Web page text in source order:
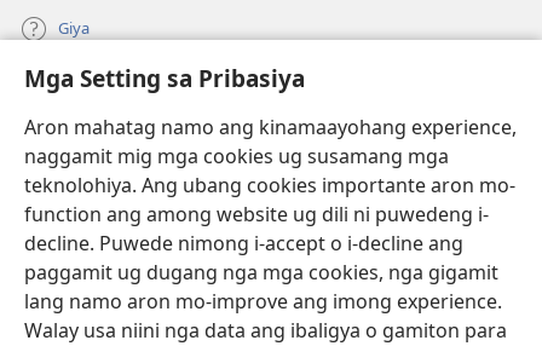
Mga Setting sa Pribasiya
Aron mahatag namo ang kinamaayohang experience,
naggamit mig mga cookies ug susamang mga
teknolohiya. Ang ubang cookies importante aron mo-
function ang among website ug dili ni puwedeng i-
decline. Puwede nimong i-accept o i-decline ang
paggamit ug dugang nga mga cookies, nga gigamit
lang namo aron mo-improve ang imong experience.
Walay usa niini nga data ang ibaligya o gamiton para
Giya
Donasyon
(mo-
open
bag-
ong
window)
Watchtower ONLINE NGA LIBRARYA
(mo-
open
ug
bag-
window)
JW Hub
(mo-
open
ug
bag-
ong
window)
JW Library
Watchtower Library